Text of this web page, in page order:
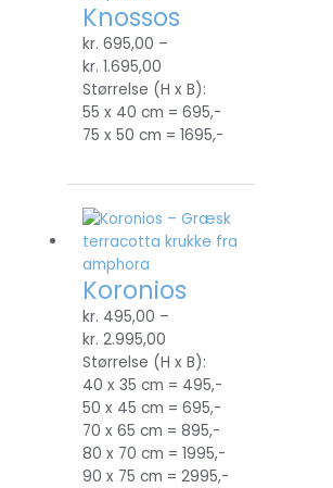
Knossos
kr. 695,00 –
kr. 1.695,00
Størrelse (H x B):
55 x 40 cm = 695,-
75 x 50 cm = 1695,-
Koronios
kr. 495,00 –
kr. 2.995,00
Størrelse (H x B):
40 x 35 cm = 495,-
50 x 45 cm = 695,-
70 x 65 cm = 895,-
80 x 70 cm = 1995,-
90 x 75 cm = 2995,-